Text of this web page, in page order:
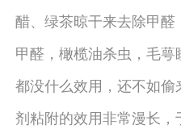
醋、绿茶晾干来去除甲
甲醛，橄榄油杀虫，毛
都没什么效用，还不如偷
剂粘附的效用非常漫长